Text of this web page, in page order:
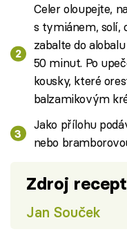
Celer oloupejte,
s tymiánem, solí,
zabalte do
50 minut. Po
kousky, které
balzamikovým
Jako přílohu
nebo
Zdroj
Jan Souček